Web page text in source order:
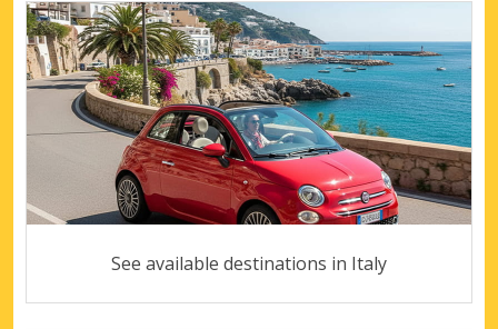
See available destinations in Italy